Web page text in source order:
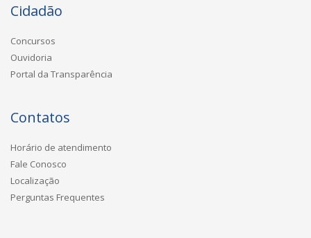
Cidadão
Concursos
Ouvidoria
Portal da Transparência
Contatos
Horário de atendimento
Fale Conosco
Localização
Perguntas Frequentes